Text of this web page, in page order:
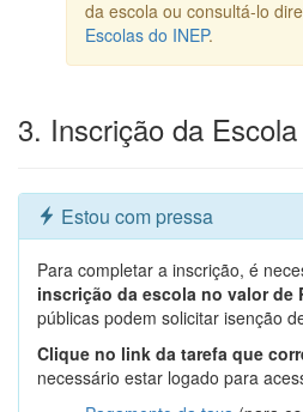
da escola ou consultá-lo
Escolas do INEP.
3. Inscrição da Escola
Estou com pressa
Para completar a inscrição, é
inscrição da escola no valor de
públicas podem solicitar isenção
Clique no link da tarefa que
necessário estar logado para